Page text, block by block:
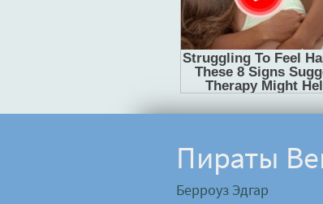
Пираты
Берроуз Эдгар